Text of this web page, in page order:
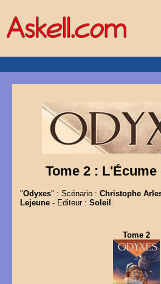
Tome 2 :
"Odyxes" : Scénario : Christophe
Lejeune- Editeur : Soleil
Tome 2